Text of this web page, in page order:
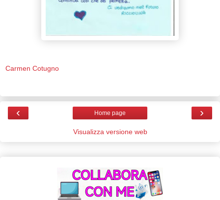
Carmen Cotugno
‹ ›
Home page
Visualizza versione web